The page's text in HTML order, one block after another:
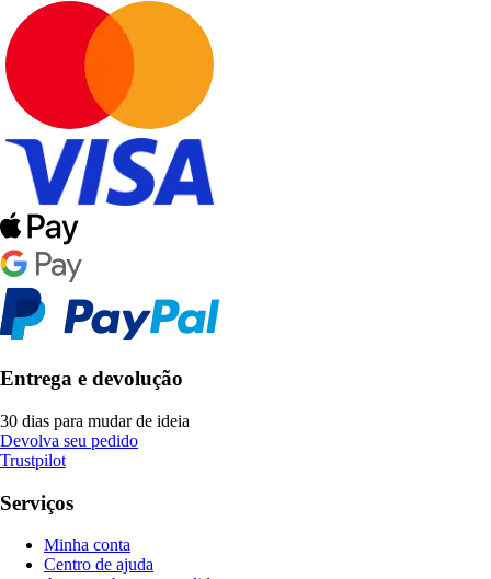
Entrega e devolução
30 dias para mudar de ideia
Devolva seu pedido
Trustpilot
Serviços
Minha conta
Centro de ajuda